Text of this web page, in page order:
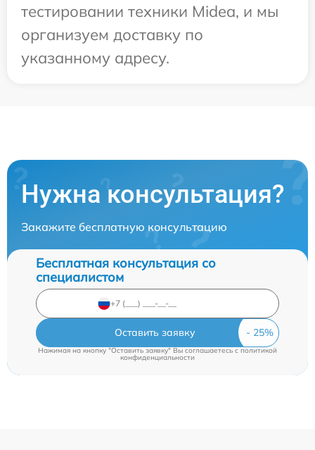
тестировании техники Midea, и мы
организуем доставку по
указанному адресу.
Нужна консультация?
Закажите бесплатную консультацию
Бесплатная консультация со
специалистом
Оставить заявку
Нажимая на кнопку "Оставить заявку" Вы соглашаетесь cполитикой
конфиденциальности